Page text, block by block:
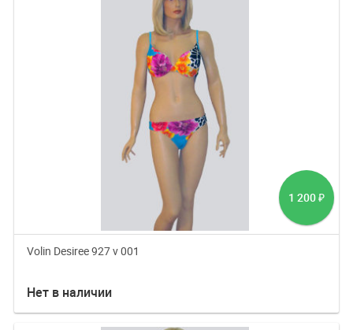
1 200 ₽
Volin Desiree 927 v 001
Нет в наличии